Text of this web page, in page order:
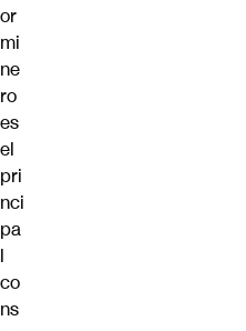
or
mi
ne
ro
es
el
pri
nci
pa
l
co
ns